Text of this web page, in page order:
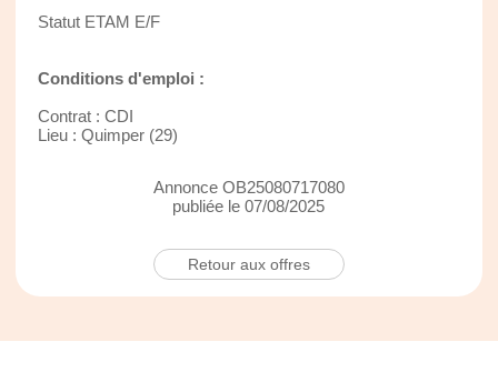
Statut ETAM E/F
Conditions d'emploi :
Contrat : CDI
Lieu : Quimper (29)
Annonce OB25080717080
publiée le 07/08/2025
Retour aux offres